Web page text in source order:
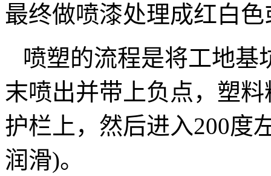
最终做喷漆处理成红白
喷塑的流程是将工地基
末喷出并带上负点，塑
护栏上，然后进入200度
润滑)。